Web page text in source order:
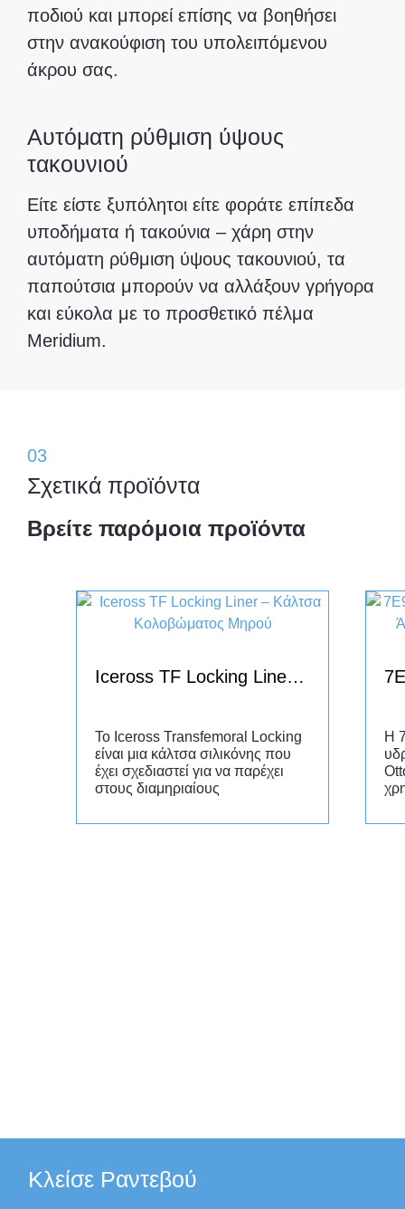
ποδιού και μπορεί επίσης να βοηθήσει
στην ανακούφιση του υπολειπόμενου
άκρου σας.
Αυτόματη ρύθμιση ύψους
τακουνιού
Είτε είστε ξυπόλητοι είτε φοράτε επίπεδα
υποδήματα ή τακούνια – χάρη στην
αυτόματη ρύθμιση ύψους τακουνιού, τα
παπούτσια μπορούν να αλλάξουν γρήγορα
και εύκολα με το προσθετικό πέλμα
Meridium.
Σχετικά προϊόντα
03
Βρείτε παρόμοια προϊόντα
Iceross TF Locking Liner – Κάλτσα Κολοβώματος Μηρού
Το Iceross Transfemoral Locking
είναι μια κάλτσα σιλικόνης που
έχει σχεδιαστεί για να παρέχει
στους διαμηριαίους
Η
Κλείσε Ραντεβού